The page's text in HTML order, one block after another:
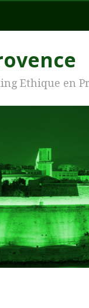
Ethique en